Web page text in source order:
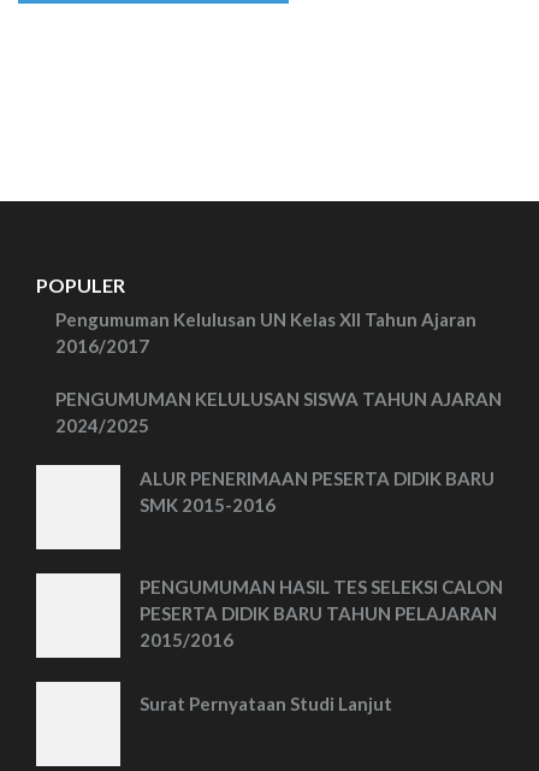
POPULER
Pengumuman Kelulusan UN Kelas XII Tahun Ajaran
2016/2017
PENGUMUMAN KELULUSAN SISWA TAHUN AJARAN
2024/2025
ALUR PENERIMAAN PESERTA DIDIK BARU
SMK 2015-2016
PENGUMUMAN HASIL TES SELEKSI CALON
PESERTA DIDIK BARU TAHUN PELAJARAN
2015/2016
Surat Pernyataan Studi Lanjut